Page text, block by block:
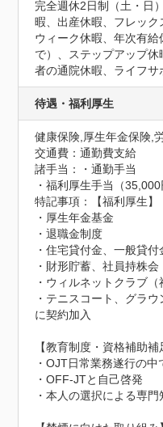
完全週休2日制（土・日
暇、出産休暇、フレッ
ウィーク休暇、年次有
で）、ステップアップ
者の通院休暇、ライフサ
待遇・福利厚生
健康保険,厚生年金保険,
交通費：通勤費支給
諸手当：・通勤手当
・福利厚生手当（35,000
特記事項：【福利厚生】
・厚生年金基金
・退職金制度
・住宅貸付金、一般貸付
・財形貯蓄、社員持株会
・ウィルネットクラブ（
・テニスコート、グラ
に契約加入
【教育制度・資格補助補
・OJT日常業務遂行の中
・OFF-JTと自己啓発
・本人の選択による専